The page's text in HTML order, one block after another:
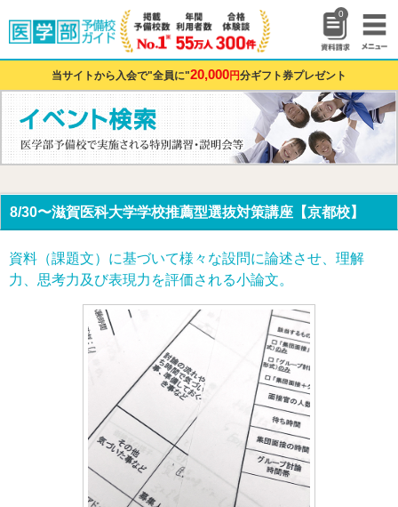
0
当サイトから入会で"全員に"20,000円分ギフト券プレゼント
8/30〜滋賀医科大学学校推薦型選抜対策講座【京都校】
資料（課題文）に基づいて様々な設問に論述させ、理解
力、思考力及び表現力を評価される小論文。